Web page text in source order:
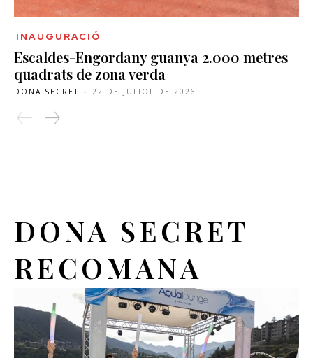
INAUGURACIÓ
Escaldes-Engordany guanya 2.000 metres
quadrats de zona verda
DONA SECRET - 22 DE JULIOL DE 2026
DONA SECRET
RECOMANA